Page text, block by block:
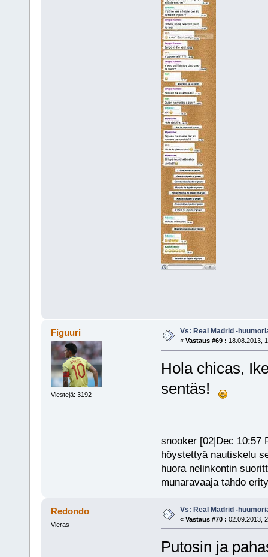
Figuuri
Viestejä: 3192
Vs: Real Madrid -
« Vastaus #69 : 18.08.2013,
Hola chicas,
sentäs!
snooker [02|Dec 10:57
höystettyä nautiskelu
huora nelinkontin
munaravaaja tahdo
Redondo
Vieras
Vs: Real Madrid -
« Vastaus #70 : 02.09.2013,
Putosin ja